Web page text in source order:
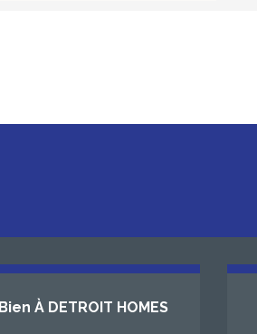
À DETROIT HOMES